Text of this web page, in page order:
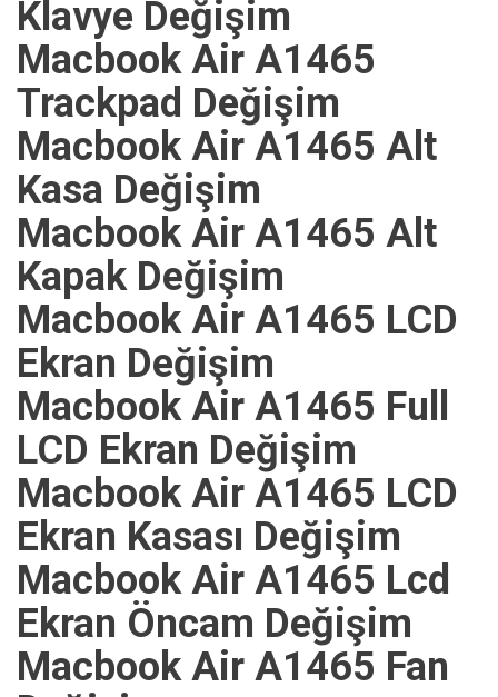
Klavye Değişim
Macbook Air A1465
Trackpad Değişim
Macbook Air A1465 Alt
Kasa Değişim
Macbook Air A1465 Alt
Kapak Değişim
Macbook Air A1465 LCD
Ekran Değişim
Macbook Air A1465 Full
LCD Ekran Değişim
Macbook Air A1465 LCD
Ekran Kasası Değişim
Macbook Air A1465 Lcd
Ekran Öncam Değişim
Macbook Air A1465 Fan